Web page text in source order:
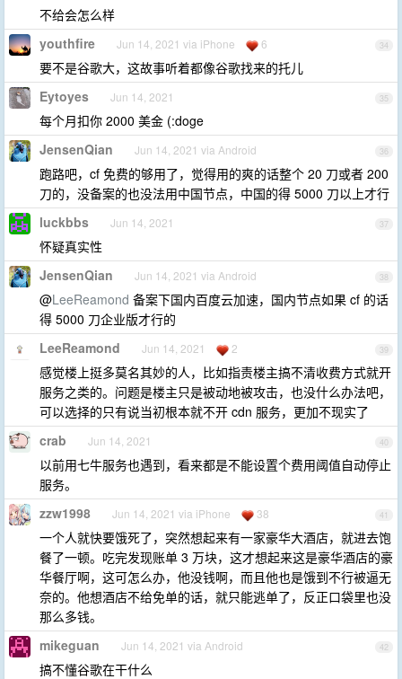
不给会怎么样
34
youthfire Jun 14, 2021 via iPhone 6
要不是谷歌大，这故事听着都像谷歌找来的托儿
35
Eytoyes Jun 14, 2021
每个月扣你 2000 美金 (:doge
36
JensenQian Jun 14, 2021 via Android
跑路吧，cf 免费的够用了，觉得用的爽的话整个 20 刀或者 200
刀的，没备案的也没法用中国节点，中国的得 5000 刀以上才行
37
luckbbs Jun 14, 2021
怀疑真实性
38
JensenQian Jun 14, 2021 via Android
@LeeReamond 备案下国内百度云加速，国内节点如果 cf 的话
得 5000 刀企业版才行的
39
LeeReamond Jun 14, 2021 2
感觉楼上挺多莫名其妙的人，比如指责楼主搞不清收费方式就开
服务之类的。问题是楼主只是被动地被攻击，也没什么办法吧，
可以选择的只有说当初根本就不开 cdn 服务，更加不现实了
40
crab Jun 14, 2021
以前用七牛服务也遇到，看来都是不能设置个费用阈值自动停止
服务。
41
zzw1998 Jun 14, 2021 via iPhone 38
一个人就快要饿死了，突然想起来有一家豪华大酒店，就进去饱
餐了一顿。吃完发现账单 3 万块，这才想起来这是豪华酒店的豪
华餐厅啊，这可怎么办，他没钱啊，而且他也是饿到不行被逼无
奈的。他想酒店不给免单的话，就只能逃单了，反正口袋里也没
那么多钱。
42
mikeguan Jun 14, 2021 via Android
搞不懂谷歌在干什么